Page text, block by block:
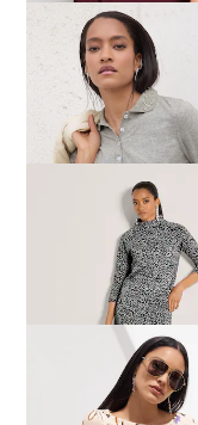
MADELEINE
Poloshirt mit verziertem
89,95 €
MADELEINE